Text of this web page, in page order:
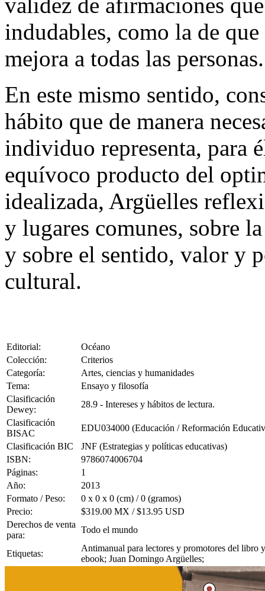
validez de afirmaciones
indudables, como la de
mejora a todas las personas.
En este mismo sentido,
hábito que de manera
individuo representa, para
equívoco producto del
idealizada, Argüelles
y lugares comunes, sobre
y sobre el sentido, valor y
cultural.
Editorial:
Océano
Colección:
Criterios
Categoría:
Artes, ciencias y humanidades
Tema:
Ensayo y filosofía
Clasificación
Dewey:
28.9 - Intereses y hábitos de lectura.
Clasificación
BISAC
EDU034000 (Educación / Reformación
Clasificación BIC
JNF (Estrategias y políticas educativas)
ISBN:
9786074006704
Páginas:
1
Año:
2013
Formato / Peso:
0 x 0 x 0 (cm) / 0 (gramos)
Precio:
$319.00 MX / $13.95 USD
Derechos de venta
para:
Todo el mundo
Etiquetas:
Antimanual para lectores y promotores del libro
ebook; Juan Domingo Argüelles;